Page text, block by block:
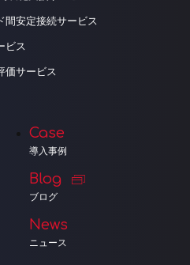
間安定接続サービス
ビス
価サービス
Case
導入事例
Blog
ブログ
News
ニュース